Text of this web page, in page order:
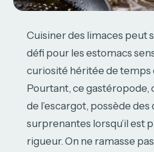
Cuisiner des limaces peut
défi pour les estomacs
curiosité héritée de temps
Pourtant, ce gastéropode,
de l’escargot, possède
surprenantes lorsqu’il est
rigueur. On ne ramasse